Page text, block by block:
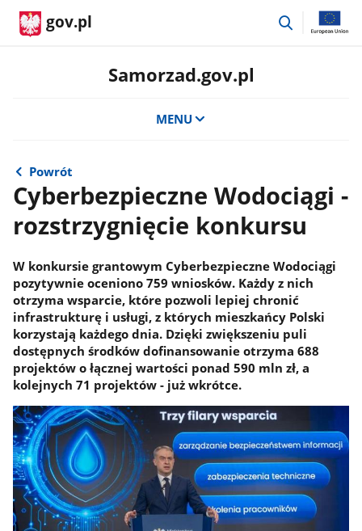
gov.pl
przejdź
Samorzad.gov.pl
MENU
Powrót
Cyberbezpieczne Wodociągi -
rozstrzygnięcie konkursu
W konkursie grantowym Cyberbezpieczne Wodociągi
pozytywnie oceniono 759 wniosków. Każdy z nich
otrzyma wsparcie, które pozwoli lepiej chronić
infrastrukturę i usługi, z których mieszkańcy Polski
korzystają każdego dnia. Dzięki zwiększeniu puli
dostępnych środków dofinansowanie otrzyma 688
projektów o łącznej wartości ponad 590 mln zł, a
kolejnych 71 projektów - już wkrótce.